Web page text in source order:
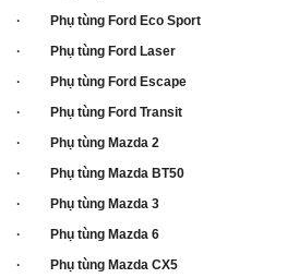
· Phụ tùng Ford Eco Sport
· Phụ tùng Ford Laser
· Phụ tùng Ford Escape
· Phụ tùng Ford Transit
· Phụ tùng Mazda 2
· Phụ tùng Mazda BT50
· Phụ tùng Mazda 3
· Phụ tùng Mazda 6
· Phụ tùng Mazda CX5